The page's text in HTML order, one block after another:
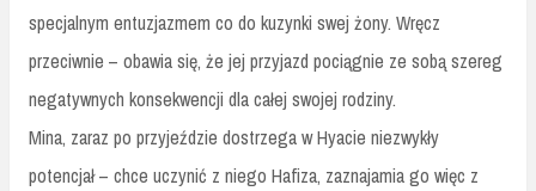
specjalnym entuzjazmem co do kuzynki swej żony. Wręcz
przeciwnie – obawia się, że jej przyjazd pociągnie ze sobą szereg
negatywnych konsekwencji dla całej swojej rodziny.
Mina, zaraz po przyjeździe dostrzega w Hyacie niezwykły
potencjał – chce uczynić z niego Hafiza, zaznajamia go więc z